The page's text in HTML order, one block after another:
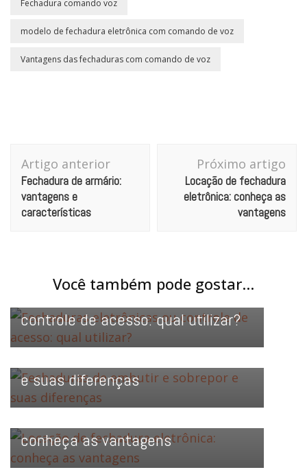
Fechadura comando voz
modelo de fechadura eletrônica com comando de voz
Vantagens das fechaduras com comando de voz
Navegação
de
post
Artigo anterior
Fechadura de armário:
vantagens e
características
Próximo artigo
Locação de fechadura
eletrônica: conheça as
vantagens
Você também pode gostar...
FECHADURAS ELETRÔNICAS
Fechaduras eletrônicas ou
controle de acesso: qual utilizar?
FECHADURAS ELETRÔNICAS
e suas diferenças
FECHADURAS ELETRÔNICAS
LOCAÇÃO DE FECHADURA ELETRÔNICA
conheça as vantagens